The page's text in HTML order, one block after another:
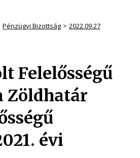
Pénzügyi Bizottság 2022.09.27
Felelősségű
Zöldhatár
évi